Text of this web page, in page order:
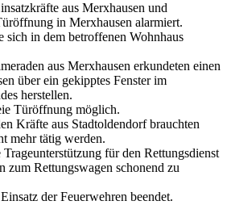
aus Merxhausen und
in Merxhausen alarmiert.
sich in dem betroffenen Wohnhaus
aus Merxhausen erkundeten einen
über ein gekipptes Fenster im
herstellen.
Türöffnung möglich.
Kräfte aus Stadtoldendorf brauchten
mehr tätig werden.
für den Rettungsdienst
zum Rettungswagen schonend zu
der Feuerwehren beendet.